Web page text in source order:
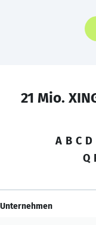
21 Mio.
A B C D
Q
Unternehmen